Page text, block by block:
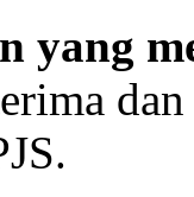
yang